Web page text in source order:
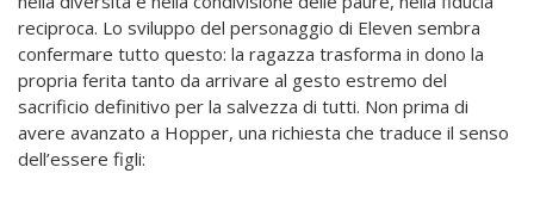
reciproca. Lo sviluppo del personaggio di Eleven sembra
confermare tutto questo: la ragazza trasforma in dono la
propria ferita tanto da arrivare al gesto estremo del
sacrificio definitivo per la salvezza di tutti. Non prima di
avere avanzato a Hopper, una richiesta che traduce il senso
dell’essere figli: